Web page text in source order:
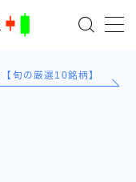
旬の厳選10銘柄】